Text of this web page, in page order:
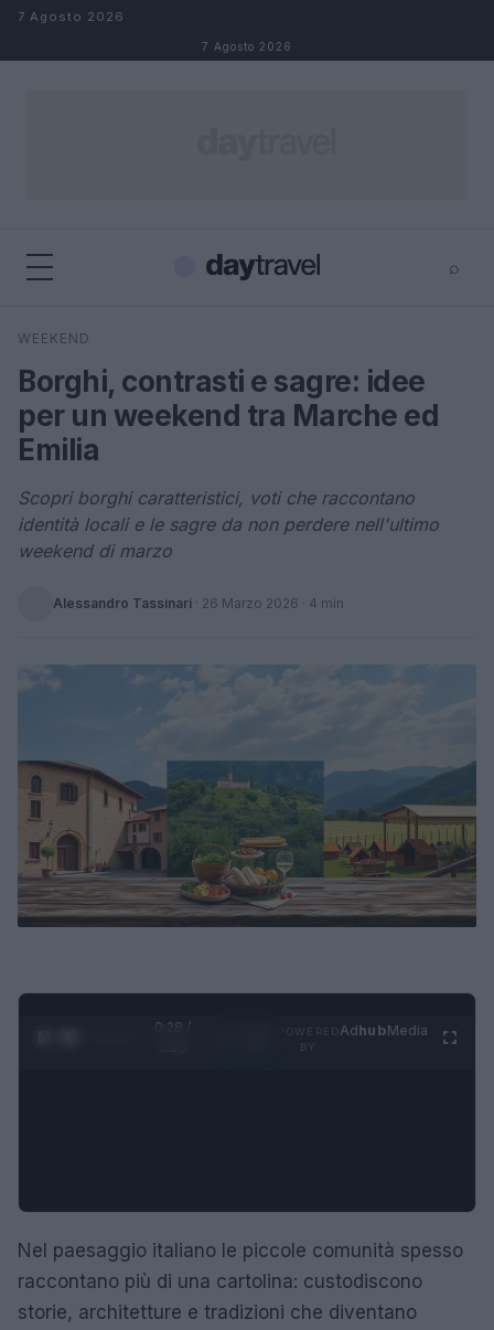
Salta al contenuto
7 Agosto 2026
7 Agosto 2026
⌕
Cerca
WEEKEND
Borghi, contrasti e sagre: idee
per un weekend tra Marche ed
Emilia
Scopri borghi caratteristici, voti che raccontano
identità locali e le sagre da non perdere nell'ultimo
weekend di marzo
Alessandro Tassinari · 26 Marzo 2026 · 4 min
0:29 /
AdhubMedia
Nel paesaggio italiano le piccole comunità spesso
raccontano più di una cartolina: custodiscono
storie, architetture e tradizioni che diventano